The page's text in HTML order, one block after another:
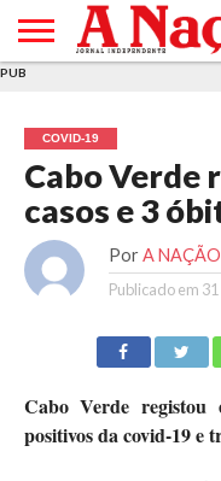
E DE
COOKIES
DE
UTILIZAÇÃO
PUB
COVID-19
Cabo Verde
casos e 3
Por A NAÇÃO
Publicado em
Cabo Verde registou
positivos da covid-19 e